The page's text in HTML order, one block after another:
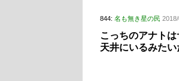
844: 名も無き星の民
こっちのアナト
天井にいるみたい